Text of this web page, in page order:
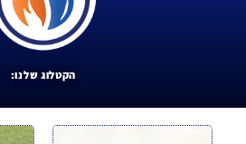
הקטלוג שלנו: